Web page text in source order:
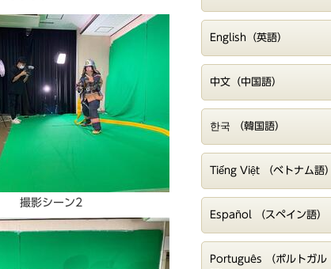
撮影シーン2
English（英語）
中文（中国語）
한국 （韓国語）
Tiếng Việt （ベトナム語）
Español （スペイン語）
Português （ポルトガル